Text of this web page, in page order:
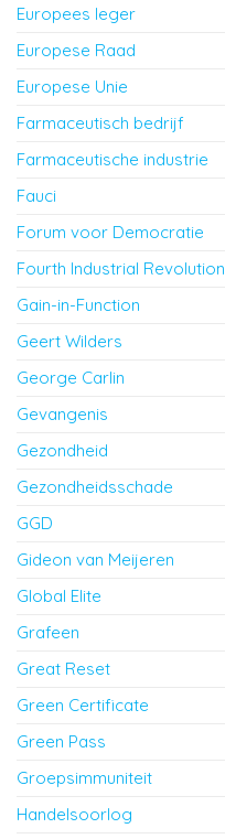
Europees leger
Europese Raad
Europese Unie
Farmaceutisch bedrijf
Farmaceutische industrie
Fauci
Forum voor Democratie
Fourth Industrial Revolution
Gain-in-Function
Geert Wilders
George Carlin
Gevangenis
Gezondheid
Gezondheidsschade
GGD
Gideon van Meijeren
Global Elite
Grafeen
Great Reset
Green Certificate
Green Pass
Groepsimmuniteit
Handelsoorlog